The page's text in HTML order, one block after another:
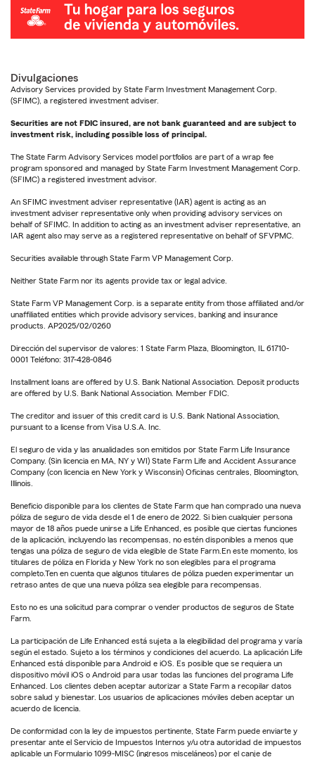
Divulgaciones
Advisory Services provided by State Farm Investment Management Corp.
(SFIMC), a registered investment adviser.
Securities are not FDIC insured, are not bank guaranteed and are subject to
investment risk, including possible loss of principal.
The State Farm Advisory Services model portfolios are part of a wrap fee
program sponsored and managed by State Farm Investment Management Corp.
(SFIMC) a registered investment advisor.
An SFIMC investment adviser representative (IAR) agent is acting as an
investment adviser representative only when providing advisory services on
behalf of SFIMC. In addition to acting as an investment adviser representative, an
IAR agent also may serve as a registered representative on behalf of SFVPMC.
Securities available through State Farm VP Management Corp.
Neither State Farm nor its agents provide tax or legal advice.
State Farm VP Management Corp. is a separate entity from those affiliated and/or
unaffiliated entities which provide advisory services, banking and insurance
products. AP2025/02/0260
Dirección del supervisor de valores: 1 State Farm Plaza, Bloomington, IL 61710-
0001 Teléfono: 317-428-0846
Installment loans are offered by U.S. Bank National Association. Deposit products
are offered by U.S. Bank National Association. Member FDIC.
The creditor and issuer of this credit card is U.S. Bank National Association,
pursuant to a license from Visa U.S.A. Inc.
El seguro de vida y las anualidades son emitidos por State Farm Life Insurance
Company. (Sin licencia en MA, NY y WI) State Farm Life and Accident Assurance
Company (con licencia en New York y Wisconsin) Oficinas centrales, Bloomington,
Illinois.
Beneficio disponible para los clientes de State Farm que han comprado una nueva
póliza de seguro de vida desde el 1 de enero de 2022. Si bien cualquier persona
mayor de 18 años puede unirse a Life Enhanced, es posible que ciertas funciones
de la aplicación, incluyendo las recompensas, no estén disponibles a menos que
tengas una póliza de seguro de vida elegible de State Farm.En este momento, los
titulares de póliza en Florida y New York no son elegibles para el programa
completo.Ten en cuenta que algunos titulares de póliza pueden experimentar un
retraso antes de que una nueva póliza sea elegible para recompensas.
Esto no es una solicitud para comprar o vender productos de seguros de State
Farm.
La participación de Life Enhanced está sujeta a la elegibilidad del programa y varía
según el estado. Sujeto a los términos y condiciones del acuerdo. La aplicación Life
Enhanced está disponible para Android e iOS. Es posible que se requiera un
dispositivo móvil iOS o Android para usar todas las funciones del programa Life
Enhanced. Los clientes deben aceptar autorizar a State Farm a recopilar datos
sobre salud y bienestar. Los usuarios de aplicaciones móviles deben aceptar un
acuerdo de licencia.
De conformidad con la ley de impuestos pertinente, State Farm puede enviarte y
presentar ante el Servicio de Impuestos Internos y/u otra autoridad de impuestos
aplicable un Formulario 1099-MISC (ingresos misceláneos) por el canje de